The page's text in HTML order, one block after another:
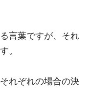
言葉ですが、それ
。
れぞれの場合の決